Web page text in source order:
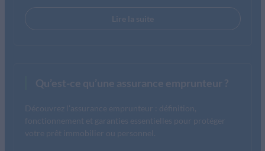
Lire la suite
Qu’est-ce qu’une assurance emprunteur ?
Découvrez l'assurance emprunteur : définition,
fonctionnement et garanties essentielles pour protéger
votre prêt immobilier ou personnel.